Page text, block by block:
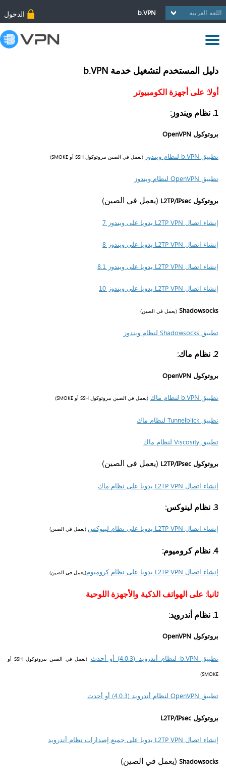
b.VPN الدخول
دليل المستخدم لتشغيل خدمة b.VPN
أولا: على أجهزة الكومبيوتر
1. نظام ويندوز:
بروتوكول OpenVPN
تطبيق b.VPN لنظام ويندوز (يعمل في الصين ببروتوكول SSH أو SMOKE)
تطبيق OpenVPN لنظام ويندوز
بروتوكول L2TP/IPsec (يعمل في الصين)
إنشاء اتصال L2TP VPN يدويا على ويندوز 7
إنشاء اتصال L2TP VPN يدويا على ويندوز 8
إنشاء اتصال L2TP VPN يدويا على ويندوز 8.1
إنشاء اتصال L2TP VPN يدويا على ويندوز 10
Shadowsocks (يعمل في الصين)
تطبيق Shadowsocks لنظام ويندوز
2. نظام ماك:
بروتوكول OpenVPN
تطبيق b.VPN لنظام ماك (يعمل في الصين ببروتوكول SSH أو SMOKE)
تطبيق Tunnelblick لنظام ماك
تطبيق Viscosity لنظام ماك
بروتوكول L2TP/IPsec (يعمل في الصين)
إنشاء اتصال L2TP VPN يدويا على نظام ماك
3. نظام لينوكس:
إنشاء اتصال L2TP VPN يدويا على نظام لينوكس (يعمل في الصين)
4. نظام كروميوم:
إنشاء اتصال L2TP VPN يدويا على نظام كروميوم (يعمل في الصين)
ثانيا: على الهواتف الذكية والأجهزة اللوحية
1. نظام أندرويد:
بروتوكول OpenVPN
تطبيق b.VPN لنظام أندرويد (4.0.3) أو أحدث (يعمل في الصين ببروتوكول SSH أو
SMOKE)
تطبيق OpenVPN لنظام أندرويد (4.0.3) أو أحدث
بروتوكول L2TP/IPsec
إنشاء اتصال L2TP VPN يدويا على جميع إصدارات نظام أندرويد
Shadowsocks (يعمل في الصين)